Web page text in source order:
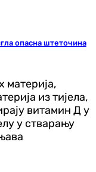
опасна штеточина
материја,
из тијела,
витамин Д у
у стварању